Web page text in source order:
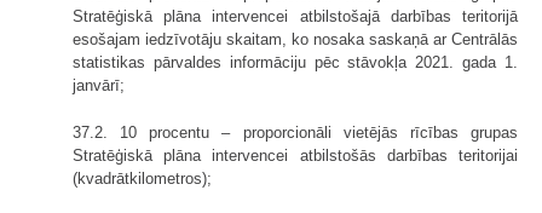
Stratēģiskā plāna intervencei atbilstošajā darbības teritorijā
esošajam iedzīvotāju skaitam, ko nosaka saskaņā ar Centrālās
statistikas pārvaldes informāciju pēc stāvokļa 2021. gada 1.
janvārī;
37.2. 10 procentu – proporcionāli vietējās rīcības grupas
Stratēģiskā plāna intervencei atbilstošās darbības teritorijai
(kvadrātkilometros);